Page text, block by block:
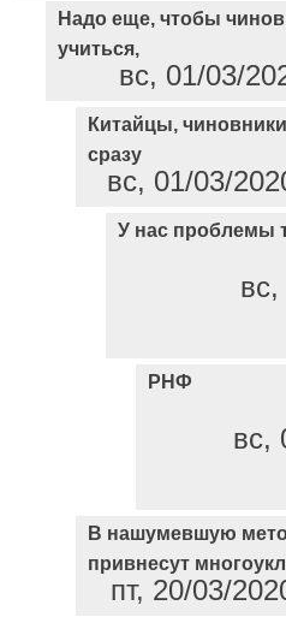
Надо еще, чтобы
учиться,
вс, 01/03/
Китайцы,
сразу
вс, 01/03/
У нас проблемы
РНФ
вс,
В нашумевшую
привнесут
пт, 20/03/